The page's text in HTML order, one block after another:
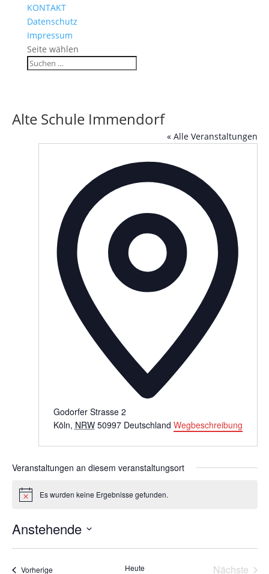
KONTAKT
Datenschutz
Impressum
Seite wählen
Alte Schule Immendorf
« Alle Veranstaltungen
Godorfer Strasse 2
Köln, NRW 50997 Deutschland Wegbeschreibung
Veranstaltungen an diesem veranstaltungsort
HinweisEs wurden keine Ergebnisse gefunden.
Anstehende
VorherigeVeranstaltungen Heute Nächste